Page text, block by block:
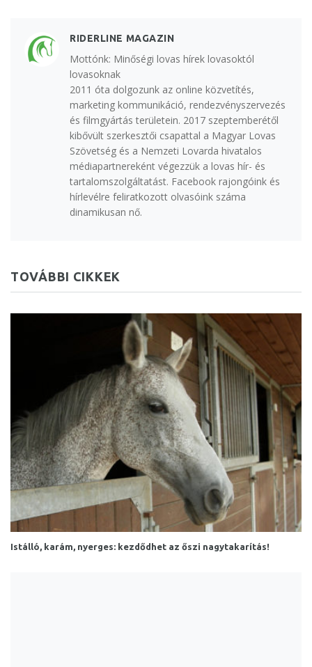
RIDERLINE MAGAZIN
Mottónk: Minőségi lovas hírek lovasoktól
lovasoknak
2011 óta dolgozunk az online közvetítés,
marketing kommunikáció, rendezvényszervezés
és filmgyártás területein. 2017 szeptemberétől
kibővült szerkesztői csapattal a Magyar Lovas
Szövetség és a Nemzeti Lovarda hivatalos
médiapartnereként végezzük a lovas hír- és
tartalomszolgáltatást. Facebook rajongóink és
hírlevélre feliratkozott olvasóink száma
dinamikusan nő.
TOVÁBBI CIKKEK
Istálló, karám, nyerges: kezdődhet az őszi nagytakarítás!